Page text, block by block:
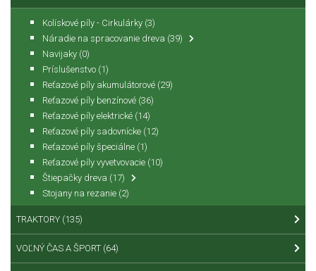
Kolískové píly - Cirkulárky (3)
Náradie na spracovanie dreva (39)
Navijaky (0)
Príslušenstvo (1)
Reťazové píly akumulátorové (29)
Reťazové píly benzínové (36)
Reťazové píly elektrické (14)
Reťazové píly sadovnícke (12)
Reťazové píly špeciálne (1)
Reťazové píly vyvetvovacie (10)
Štiepačky dreva (17)
Stojany na rezanie (2)
TRAKTORY (135)
VOĽNÝ ČAS A ŠPORT (64)